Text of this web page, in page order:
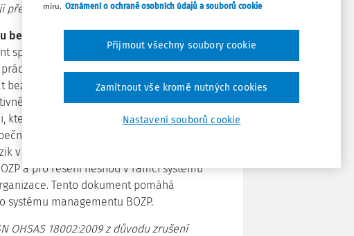
přejímá překladem.
bezpečnosti a ochrany zdraví při práci -
specifikuje požadavky na systém
(BOZP) a poskytuje návod k jeho
bezpečná a zdravá pracoviště, zabránit
zlepšovat výkonnost v oblasti BOZP.
která hodlá vytvořit, zavést a udržovat
a ochrany zdraví při práci, pro
v oblasti BOZP (včetně systémových
a pro řešení neshod v rámci systému
Tento dokument pomáhá
managementu BOZP.
OHSAS 18002:2009 z důvodu zrušení
míru. Oznámení o ochraně osobních údajů a souborů cookie
Nastavení souborů cookie
Zamítnout vše kromě nutných cookies
Přijmout všechny soubory cookie